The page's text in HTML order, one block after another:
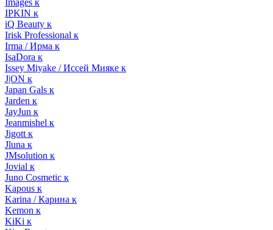
Images к
IPKIN к
iQ Beauty к
Irisk Professional к
Irma / Ирма к
IsaDora к
Issey Miyake / Иссей Мияке к
J|ON к
Japan Gals к
Jarden к
JayJun к
Jeanmishel к
Jigott к
Jluna к
JMsolution к
Jovial к
Juno Cosmetic к
Kapous к
Karina / Карина к
Kemon к
KiKi к